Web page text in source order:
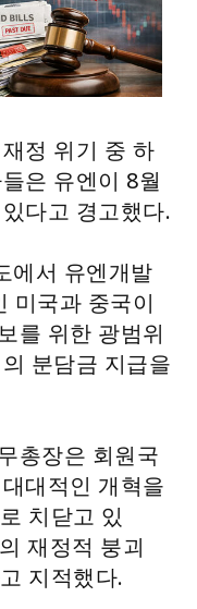
정 위기 중 하
은 유엔이 8월
다고 경고했다.
에서 유엔개발
미국과 중국이
를 위한 광범위
분담금 지급을
총장은 회원국
대적인 개혁을
치닫고 있
재정적 붕괴
지적했다.